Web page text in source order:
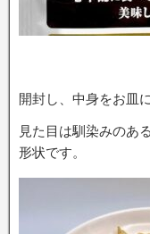
開封し、中身をお皿
見た目は馴染みのあ
形状です。